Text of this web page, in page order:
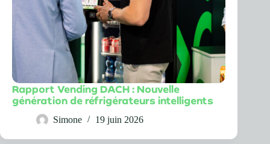
Rapport Vending DACH : Nouvelle
génération de réfrigérateurs intelligents
Simone 19 juin 2026